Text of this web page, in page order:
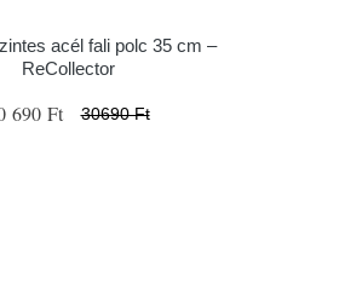
acél fali polc 35 cm –
ReCollector
690 Ft 30690 Ft